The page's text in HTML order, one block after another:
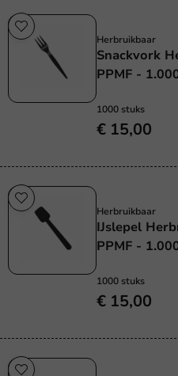
Herbruikbaar
Snackvork
PPMF -
1000 stuks
€ 15,00
Herbruikbaar
IJslepel
PPMF -
1000 stuks
€ 15,00